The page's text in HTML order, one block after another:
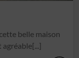
belle maison
agréable[...]